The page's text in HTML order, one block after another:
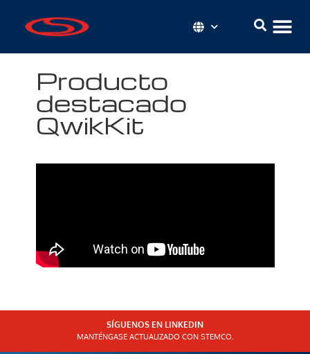
Producto
destacado
QwikKit
SÍGUENOS EN LINKEDIN
MANTÉNGASE ACTUALIZADO CON STEMCO.